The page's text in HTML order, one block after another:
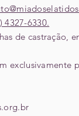
‎4327-6330.
de castração,
exclusivamente